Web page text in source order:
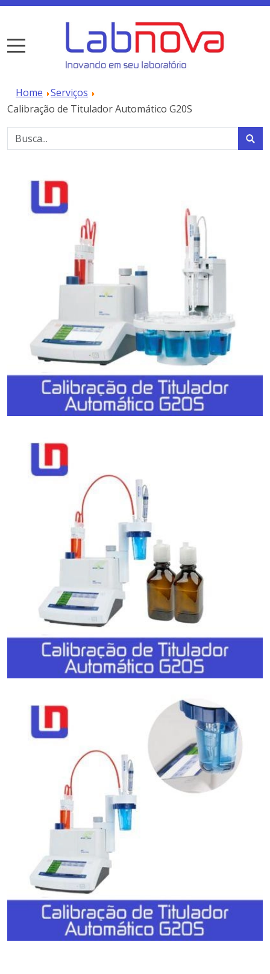
Home
Serviços
Calibração de Titulador Automático G20S